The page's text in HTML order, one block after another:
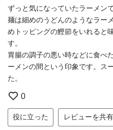
ずっと気になっていたラーメンで
麺は細めのうどんのようなラー
めトッピングの鰹節をいれると
す。
胃腸の調子の悪い時などに食べ
ーメンの間という印象です。ス
た。
0
役に立った レビューを共有